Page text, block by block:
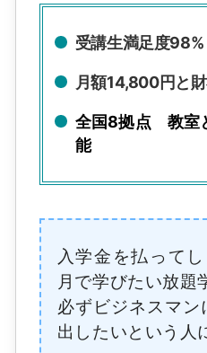
受講生満足度98%
月額14,800円と
全国8拠点 教室
能
入学金を払って
月で学びたい放題
必ずビジネスマ
出したいという人